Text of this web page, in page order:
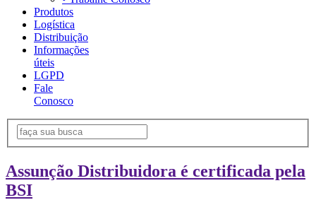
Produtos
Logística
Distribuição
Informações
úteis
LGPD
Fale
Conosco
Assunção Distribuidora é certificada pela
BSI